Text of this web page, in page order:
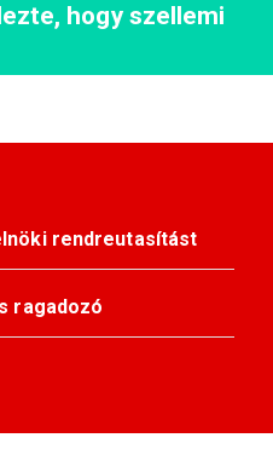
hogy szellemi
rendreutasítást
ragadozó